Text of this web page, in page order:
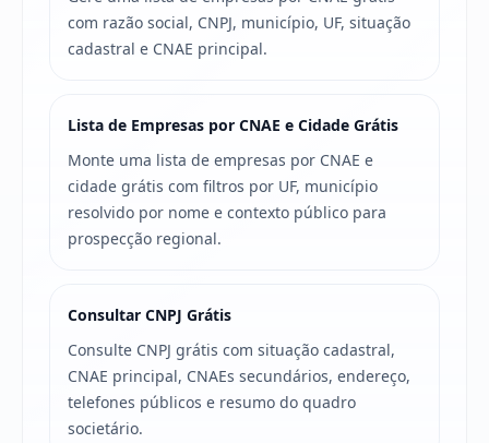
com razão social, CNPJ, município, UF, situação
cadastral e CNAE principal.
Lista de Empresas por CNAE e Cidade Grátis
Monte uma lista de empresas por CNAE e
cidade grátis com filtros por UF, município
resolvido por nome e contexto público para
prospecção regional.
Consultar CNPJ Grátis
Consulte CNPJ grátis com situação cadastral,
CNAE principal, CNAEs secundários, endereço,
telefones públicos e resumo do quadro
societário.